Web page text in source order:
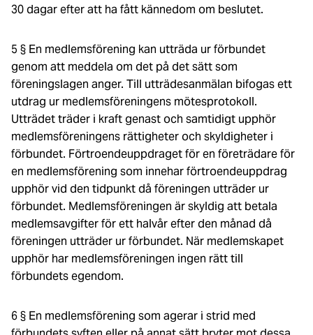
30 dagar efter att ha fått kännedom om beslutet.
5 § En medlemsförening kan utträda ur förbundet
genom att meddela om det på det sätt som
föreningslagen anger. Till utträdesanmälan bifogas ett
utdrag ur medlemsföreningens mötesprotokoll.
Utträdet träder i kraft genast och samtidigt upphör
medlemsföreningens rättigheter och skyldigheter i
förbundet. Förtroendeuppdraget för en företrädare för
en medlemsförening som innehar förtroendeuppdrag
upphör vid den tidpunkt då föreningen utträder ur
förbundet. Medlemsföreningen är skyldig att betala
medlemsavgifter för ett halvår efter den månad då
föreningen utträder ur förbundet. När medlemskapet
upphör har medlemsföreningen ingen rätt till
förbundets egendom.
6 § En medlemsförening som agerar i strid med